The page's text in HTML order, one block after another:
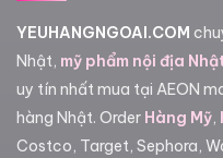
YEUHANGNGOAI.COM
Nhật, mỹ phẩm nội địa
uy tín nhất mua tại AEON
hàng Nhật. Order Hàng Mỹ,
Costco, Target, Sephora,